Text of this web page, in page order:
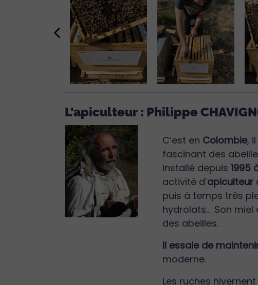
L'apiculteur : Philippe
C’est en Colombie,
fascinant des
Installé depuis 1995
activité d’apiculteur
puis à temps très
hydrolats.. Son miel
des abeilles.
Il essaie de
moderne.
Les ruches